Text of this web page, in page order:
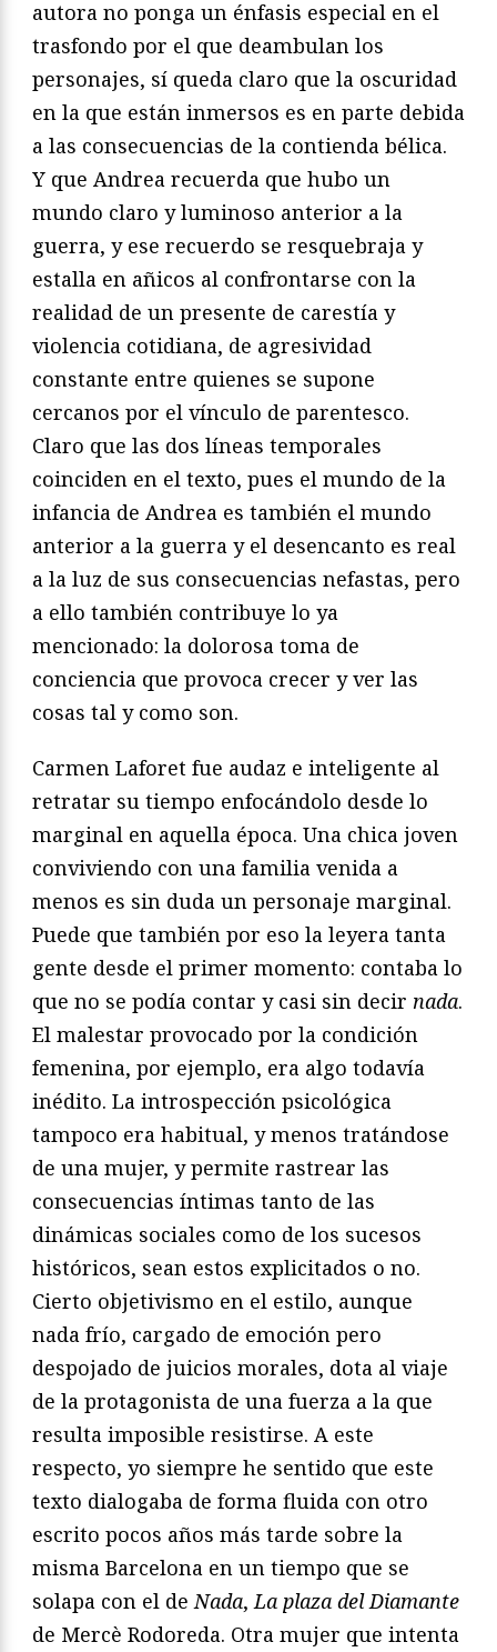
autora no ponga un énfasis especial en el
trasfondo por el que deambulan los
personajes, sí queda claro que la oscuridad
en la que están inmersos es en parte debida
a las consecuencias de la contienda bélica.
Y que Andrea recuerda que hubo un
mundo claro y luminoso anterior a la
guerra, y ese recuerdo se resquebraja y
estalla en añicos al confrontarse con la
realidad de un presente de carestía y
violencia cotidiana, de agresividad
constante entre quienes se supone
cercanos por el vínculo de parentesco.
Claro que las dos líneas temporales
coinciden en el texto, pues el mundo de la
infancia de Andrea es también el mundo
anterior a la guerra y el desencanto es real
a la luz de sus consecuencias nefastas, pero
a ello también contribuye lo ya
mencionado: la dolorosa toma de
conciencia que provoca crecer y ver las
cosas tal y como son.
Carmen Laforet fue audaz e inteligente al
retratar su tiempo enfocándolo desde lo
marginal en aquella época. Una chica joven
conviviendo con una familia venida a
menos es sin duda un personaje marginal.
Puede que también por eso la leyera tanta
gente desde el primer momento: contaba lo
que no se podía contar y casi sin decir nada.
El malestar provocado por la condición
femenina, por ejemplo, era algo todavía
inédito. La introspección psicológica
tampoco era habitual, y menos tratándose
de una mujer, y permite rastrear las
consecuencias íntimas tanto de las
dinámicas sociales como de los sucesos
históricos, sean estos explicitados o no.
Cierto objetivismo en el estilo, aunque
nada frío, cargado de emoción pero
despojado de juicios morales, dota al viaje
de la protagonista de una fuerza a la que
resulta imposible resistirse. A este
respecto, yo siempre he sentido que este
texto dialogaba de forma fluida con otro
escrito pocos años más tarde sobre la
misma Barcelona en un tiempo que se
solapa con el de Nada, La plaza del Diamante
de Mercè Rodoreda. Otra mujer que intenta